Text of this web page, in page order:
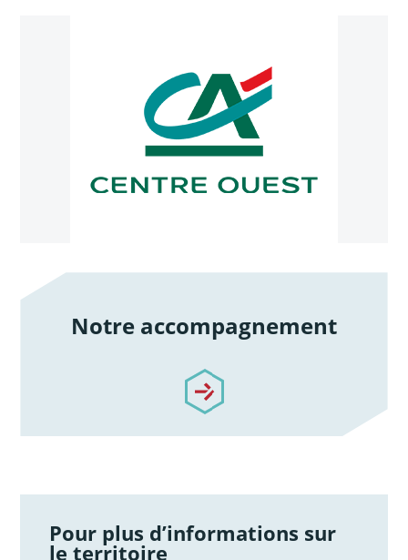
Notre accompagnement
/notre-accompagnement
Pour plus d’informations sur
le territoire